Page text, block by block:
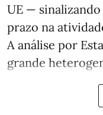
UE —
prazo na
A análise por
grande